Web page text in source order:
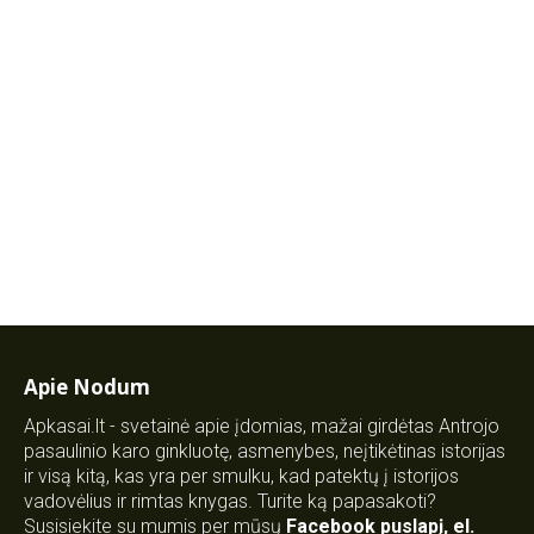
Apie Nodum
Apkasai.lt - svetainė apie įdomias, mažai girdėtas Antrojo
pasaulinio karo ginkluotę, asmenybes, neįtikėtinas istorijas
ir visą kitą, kas yra per smulku, kad patektų į istorijos
vadovėlius ir rimtas knygas. Turite ką papasakoti?
Susisiekite su mumis per mūsų Facebook puslapį, el.